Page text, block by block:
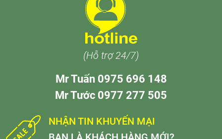
(Hỗ trợ 24/7)
Mr Tuấn 0975 696 148
Mr Tước 0977 277 505
NHẬN TIN KHUYẾN MẠI